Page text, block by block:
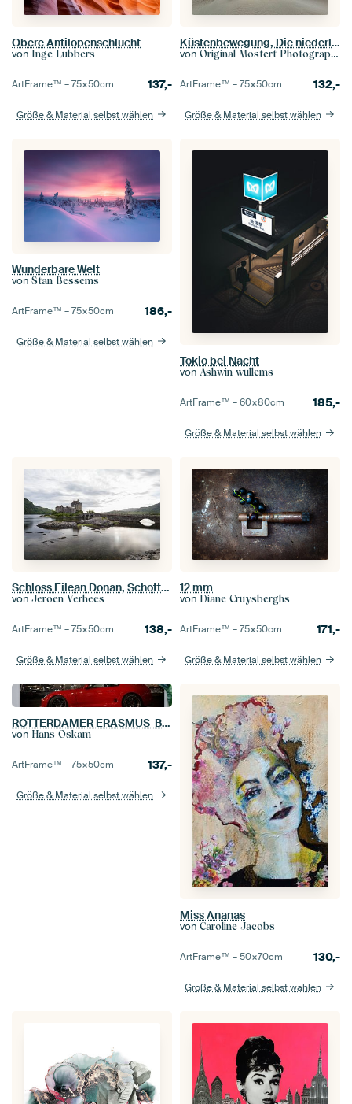
Obere Antilopenschlucht
von Inge Lubbers
ArtFrame™ –75×50cm 137,-
Größe & Material selbst wählen
Küstenbewegung, Die niederländische Landschaft in Schichten
von Original Mostert Photography
ArtFrame™ –75×50cm 132,-
Größe & Material selbst wählen
Wunderbare Welt
von Stan Bessems
ArtFrame™ –75×50cm 186,-
Größe & Material selbst wählen
Tokio bei Nacht
von Ashwin wullems
ArtFrame™ –60×80cm 185,-
Größe & Material selbst wählen
Schloss Eilean Donan, Schottland
von Jeroen Verhees
ArtFrame™ –75×50cm 138,-
Größe & Material selbst wählen
12 mm
von Diane Cruysberghs
ArtFrame™ –75×50cm 171,-
Größe & Material selbst wählen
ROTTERDAMER ERASMUS-BRÜCKE TOYOTA SUPRA MK4
von Hans Oskam
ArtFrame™ –75×50cm 137,-
Größe & Material selbst wählen
Miss Ananas
von Caroline Jacobs
ArtFrame™ –50×70cm 130,-
Größe & Material selbst wählen